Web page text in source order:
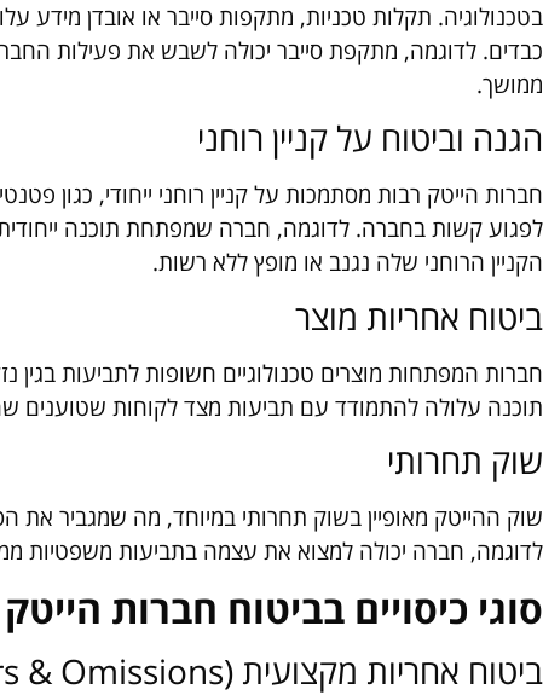
בטכנולוגיה. תקלות טכניות, מתקפות סייבר או אובדן מידע
כבדים. לדוגמה, מתקפת סייבר יכולה לשבש את פעילות
ממושך.
הגנה וביטוח על קניין רוחני
חברות הייטק רבות מסתמכות על קניין רוחני ייחודי, כגון
לפגוע קשות בחברה. לדוגמה, חברה שמפתחת תוכנה
הקניין הרוחני שלה נגנב או מופץ ללא רשות.
ביטוח אחריות מוצר
חברות המפתחות מוצרים טכנולוגיים חשופות לתביעות
תוכנה עלולה להתמודד עם תביעות מצד לקוחות שטוענים
שוק תחרותי
שוק ההייטק מאופיין בשוק תחרותי במיוחד, מה שמגביר את
לדוגמה, חברה יכולה למצוא את עצמה בתביעות משפטיות
סוגי כיסויים בביטוח חברות הייטק
ביטוח אחריות מקצועית (Errors & Omissions)